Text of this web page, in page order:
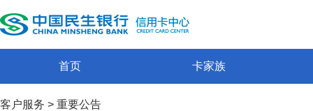
首页 卡家族
客户服务 > 重要公告